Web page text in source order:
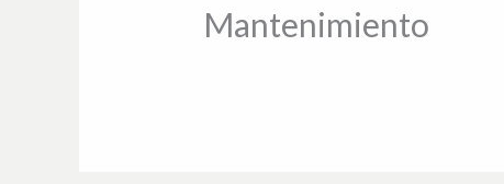
Mantenimiento